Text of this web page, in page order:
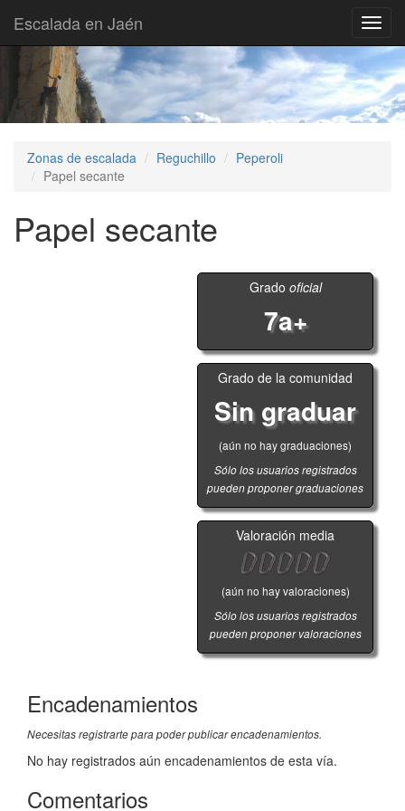
Escalada en Jaén
Zonas de escalada Reguchillo
Peperoli
Papel secante
Papel secante
Grado oficial
7a+
Grado de la comunidad
Sin graduar
(aún no hay graduaciones)
Sólo los usuarios registrados
pueden proponer graduaciones
Valoración media
(aún no hay valoraciones)
Sólo los usuarios registrados
pueden proponer valoraciones
Encadenamientos
Necesitas registrarte para poder publicar encadenamientos.
No hay registrados aún encadenamientos de esta vía.
Comentarios